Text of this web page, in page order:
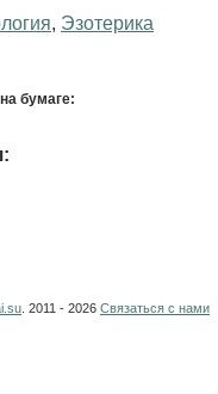
Эзотерика
бумаге:
. 2011 - 2026 Связаться с нами